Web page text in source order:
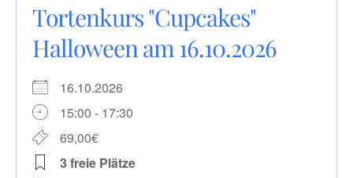
Tortenkurs "Cupcakes"
Halloween am 16.10.2026
16.10.2026
15:00 - 17:30
69,00€
3 freie Plätze